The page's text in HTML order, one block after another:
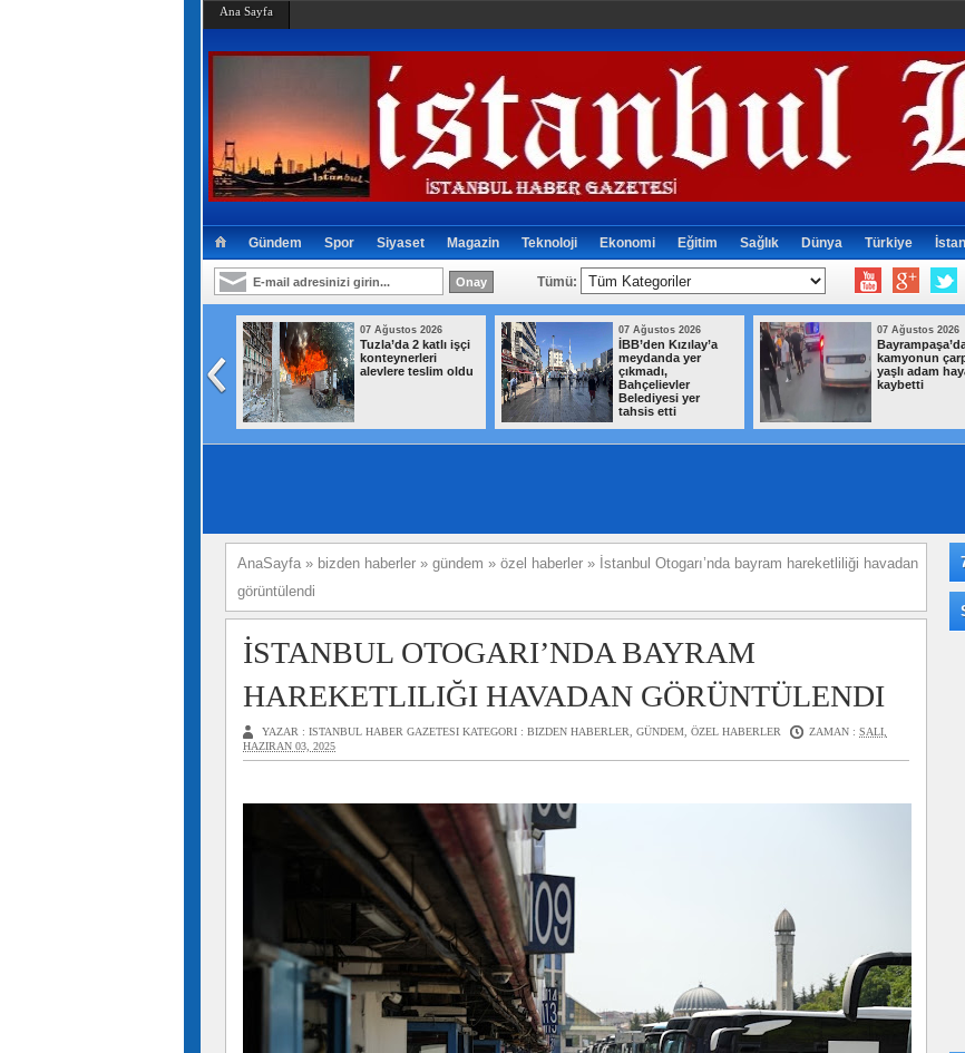
Ana Sayfa
Gündem Spor Siyaset Magazin Teknoloji Ekonomi Eğitim Sağlık Dünya Türkiye
Tümü:
bunalttı: Kireçburnu
07 Ağustos 2026
Tuzla’da 2 katlı işçi
konteynerleri
alevlere teslim oldu
07 Ağustos 2026
İBB’den Kızılay’a
meydanda yer
çıkmadı,
Bahçelievler
Belediyesi yer
tahsis etti
07 Ağustos 2026
kamyonun
yaşlı adam
kaybetti
AnaSayfa » bizden haberler » gündem » özel haberler » İstanbul Otogarı’nda bayram hareketliliği havadan
görüntülendi
İSTANBUL OTOGARI’NDA BAYRAM
HAREKETLILIĞI HAVADAN GÖRÜNTÜLENDI
YAZAR : ISTANBUL HABER GAZETESI KATEGORI : BIZDEN HABERLER, GÜNDEM, ÖZEL HABERLER ZAMAN : SALI,
HAZIRAN 03, 2025